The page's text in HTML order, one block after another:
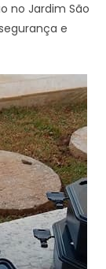
no Jardim São
e